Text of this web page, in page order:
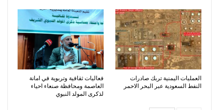
العمليات اليمنية تربك صادرات
النفط السعودية عبر البحر الاحمر
فعاليات ثقافية وتربوية في امانة
العاصمة ومحافظة صنعاء احياء
لذكرى المولد النبوي